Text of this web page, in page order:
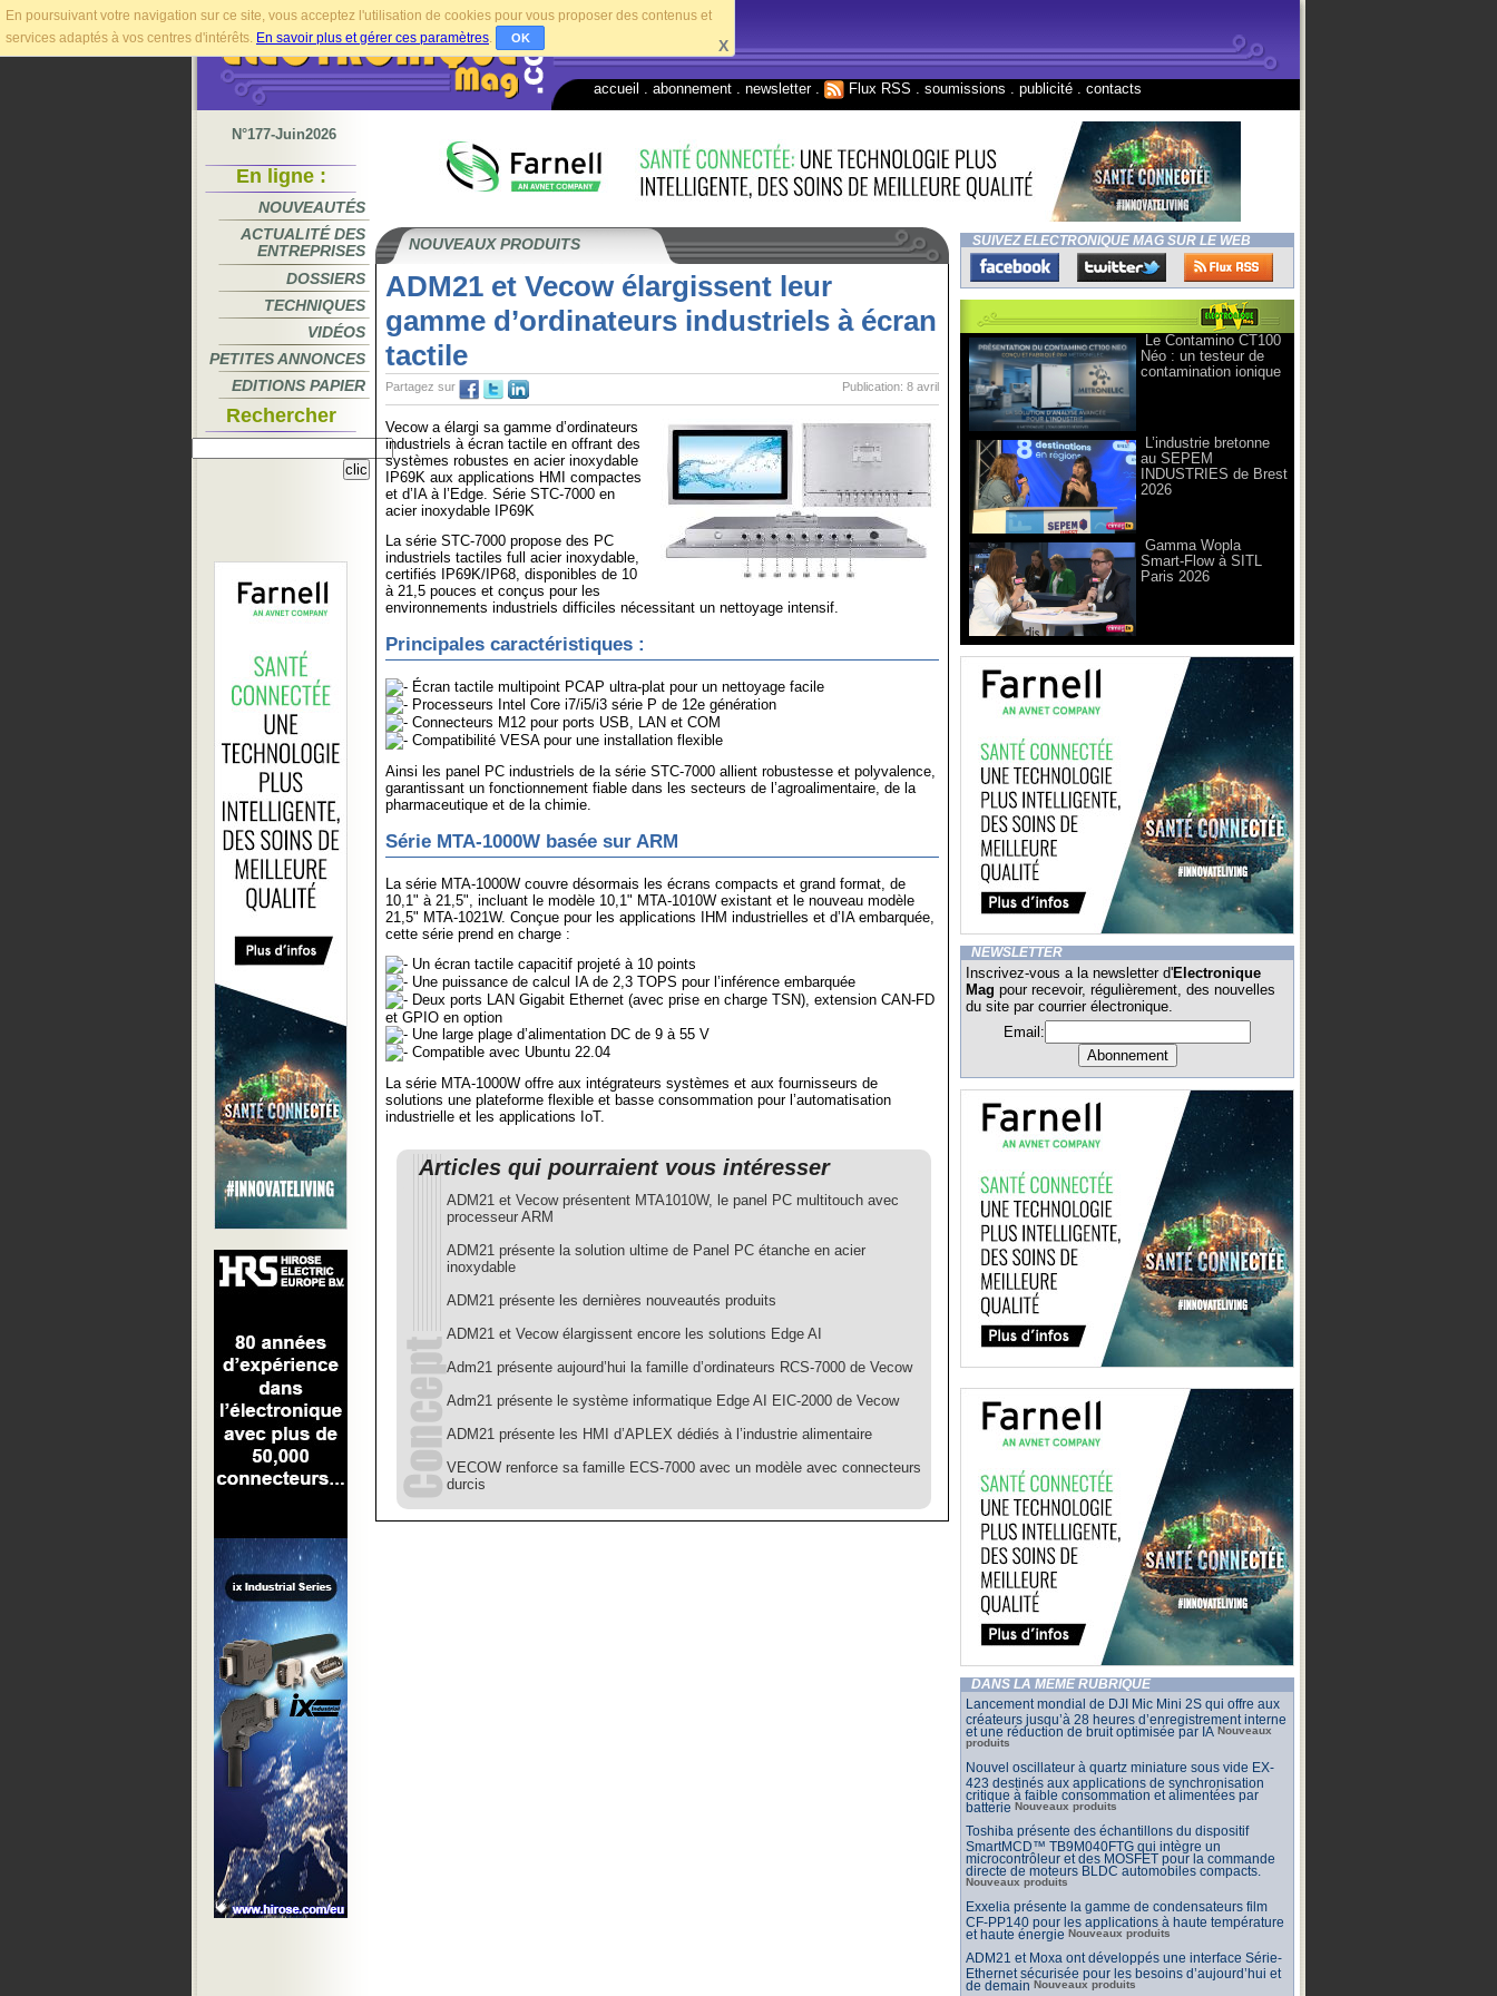
En poursuivant votre navigation sur ce site, vous acceptez l'utilisation de cookies pour vous proposer des contenus et
services adaptés à vos centres d'intérêts. En savoir plus et gérer ces paramètres. OK X
accueil abonnement newsletter. Flux RSS soumissions publicité contacts
N°177-Juin2026
En ligne :
NOUVEAUTÉS
ACTUALITÉ DES
ENTREPRISES
DOSSIERS
TECHNIQUES
VIDÉOS
PETITES ANNONCES
EDITIONS PAPIER
Rechercher
NOUVEAUX PRODUITS
ADM21 et Vecow élargissent leur
gamme d’ordinateurs industriels à écran
tactile
Publication: 8 avril
Partagez sur
Vecow a élargi sa gamme d’ordinateurs
industriels à écran tactile en offrant des
systèmes robustes en acier inoxydable
IP69K aux applications HMI compactes
et d’IA à l’Edge. Série STC-7000 en
acier inoxydable IP69K
La série STC-7000 propose des PC
industriels tactiles full acier inoxydable,
certifiés IP69K/IP68, disponibles de 10
à 21,5 pouces et conçus pour les
environnements industriels difficiles nécessitant un nettoyage intensif.
Principales caractéristiques :
Écran tactile multipoint PCAP ultra-plat pour un nettoyage facile
Processeurs Intel Core i7/i5/i3 série P de 12e génération
Connecteurs M12 pour ports USB, LAN et COM
Compatibilité VESA pour une installation flexible
Ainsi les panel PC industriels de la série STC-7000 allient robustesse et polyvalence,
garantissant un fonctionnement fiable dans les secteurs de l’agroalimentaire, de la
pharmaceutique et de la chimie.
Série MTA-1000W basée sur ARM
La série MTA-1000W couvre désormais les écrans compacts et grand format, de
10,1" à 21,5", incluant le modèle 10,1" MTA-1010W existant et le nouveau modèle
21,5" MTA-1021W. Conçue pour les applications IHM industrielles et d’IA embarquée,
cette série prend en charge :
Un écran tactile capacitif projeté à 10 points
Une puissance de calcul IA de 2,3 TOPS pour l’inférence embarquée
Deux ports LAN Gigabit Ethernet (avec prise en charge TSN), extension CAN-FD
et GPIO en option
Une large plage d’alimentation DC de 9 à 55 V
Compatible avec Ubuntu 22.04
La série MTA-1000W offre aux intégrateurs systèmes et aux fournisseurs de
solutions une plateforme flexible et basse consommation pour l’automatisation
industrielle et les applications IoT.
Articles qui pourraient vous intéresser
ADM21 et Vecow présentent MTA1010W, le panel PC multitouch avec
processeur ARM
ADM21 présente la solution ultime de Panel PC étanche en acier
inoxydable
ADM21 présente les dernières nouveautés produits
ADM21 et Vecow élargissent encore les solutions Edge AI
Adm21 présente aujourd’hui la famille d’ordinateurs RCS-7000 de Vecow
Adm21 présente le système informatique Edge AI EIC-2000 de Vecow
ADM21 présente les HMI d’APLEX dédiés à l’industrie alimentaire
VECOW renforce sa famille ECS-7000 avec un modèle avec connecteurs
durcis
SUIVEZ ELECTRONIQUE MAG SUR LE WEB
Le Contamino CT100
Néo : un testeur de
contamination ionique
L’industrie bretonne
au SEPEM
INDUSTRIES de Brest
2026
Gamma Wopla
Smart-Flow à SITL
Paris 2026
NEWSLETTER
Inscrivez-vous a la newsletter d'Electronique
Mag pour recevoir, régulièrement, des nouvelles
du site par courrier électronique.
Email:
DANS LA MÊME RUBRIQUE
Lancement mondial de DJI Mic Mini 2S qui offre aux
créateurs jusqu’à 28 heures d’enregistrement interne
et une réduction de bruit optimisée par IA Nouveaux
produits
Nouvel oscillateur à quartz miniature sous vide EX-
423 destinés aux applications de synchronisation
critique à faible consommation et alimentées par
batterie Nouveaux produits
Toshiba présente des échantillons du dispositif
SmartMCD™ TB9M040FTG qui intègre un
microcontrôleur et des MOSFET pour la commande
directe de moteurs BLDC automobiles compacts.
Nouveaux produits
Exxelia présente la gamme de condensateurs film
CF-PP140 pour les applications à haute température
et haute énergie Nouveaux produits
ADM21 et Moxa ont développés une interface Série-
Ethernet sécurisée pour les besoins d’aujourd’hui et
de demain Nouveaux produits